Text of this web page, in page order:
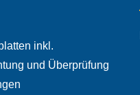
inkl.
und Überprüfung